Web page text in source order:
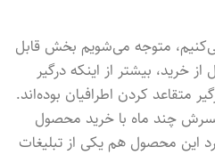
متوجه می‌شویم بخش قابل
خرید، بیشتر از اینکه درگیر
متقاعد کردن اطرافیان بوده‌اند.
چند ماه با خرید محصول
این محصول هم یکی از تبلیغات